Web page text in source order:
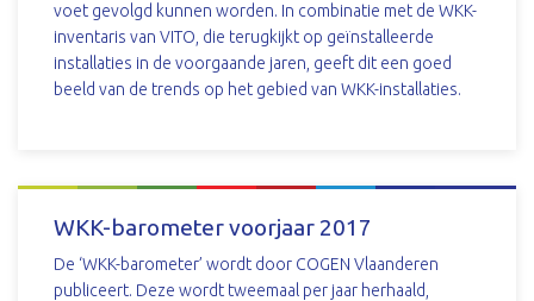
voet gevolgd kunnen worden. In combinatie met de WKK-
inventaris van VITO, die terugkijkt op geïnstalleerde
installaties in de voorgaande jaren, geeft dit een goed
beeld van de trends op het gebied van WKK-installaties.
DOWNLOAD
WKK-barometer voorjaar 2017
De ‘WKK-barometer’ wordt door COGEN Vlaanderen
publiceert. Deze wordt tweemaal per jaar herhaald,